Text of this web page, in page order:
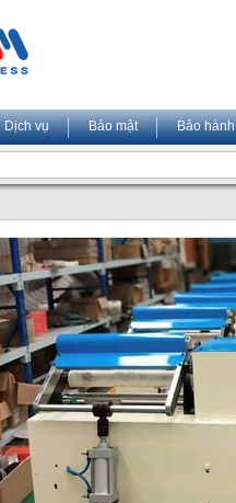
Dịch vụ Bảo mật Bảo hành